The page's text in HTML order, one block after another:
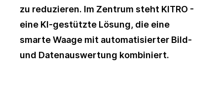
zu reduzieren. Im Zentrum steht KITRO -
eine KI-gestützte Lösung, die eine
smarte Waage mit automatisierter Bild-
und Datenauswertung kombiniert.